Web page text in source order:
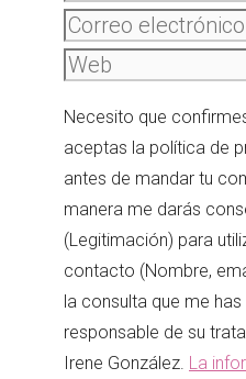
Necesito que
aceptas la política de
antes de mandar tu
manera me darás
(Legitimación) para
contacto (Nombre,
la consulta que me
responsable de su
Irene González. La